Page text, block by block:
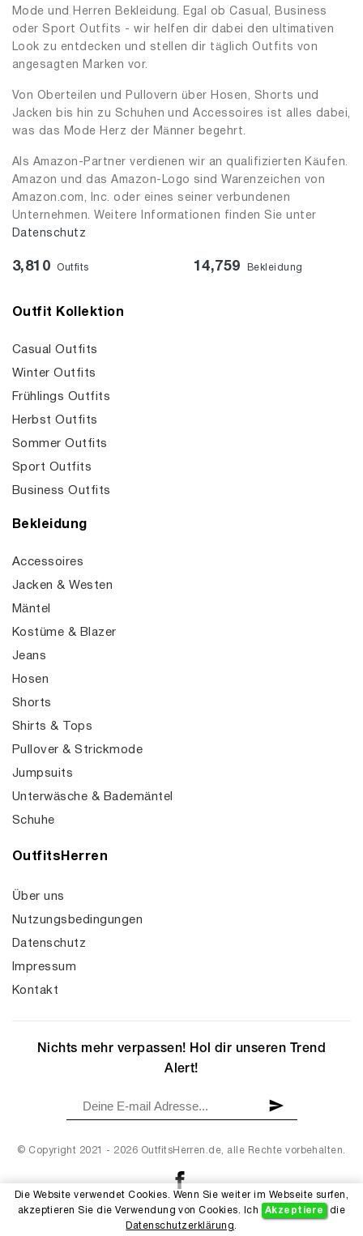
Mode und Herren Bekleidung. Egal ob Casual, Business
oder Sport Outfits - wir helfen dir dabei den ultimativen
Look zu entdecken und stellen dir täglich Outfits von
angesagten Marken vor.
Von Oberteilen und Pullovern über Hosen, Shorts und
Jacken bis hin zu Schuhen und Accessoires ist alles dabei,
was das Mode Herz der Männer begehrt.
Als Amazon-Partner verdienen wir an qualifizierten Käufen.
Amazon und das Amazon-Logo sind Warenzeichen von
Amazon.com, Inc. oder eines seiner verbundenen
Unternehmen. Weitere Informationen finden Sie unter
Datenschutz
3,810 Outfits 14,759 Bekleidung
Outfit Kollektion
Casual Outfits
Winter Outfits
Frühlings Outfits
Herbst Outfits
Sommer Outfits
Sport Outfits
Business Outfits
Bekleidung
Accessoires
Jacken & Westen
Mäntel
Kostüme & Blazer
Jeans
Hosen
Shorts
Shirts & Tops
Pullover & Strickmode
Jumpsuits
Unterwäsche & Bademäntel
Schuhe
OutfitsHerren
Über uns
Nutzungsbedingungen
Datenschutz
Impressum
Kontakt
© Copyright 2021 - 2026 OutfitsHerren.de, alle Rechte vorbehalten.
Nichts mehr verpassen! Hol dir unseren Trend
Alert!
Die Website verwendet Cookies. Wenn Sie weiter im Webseite surfen,
akzeptieren Sie die Verwendung von Cookies. Ich
Akzeptiere
die
Datenschutzerklärung